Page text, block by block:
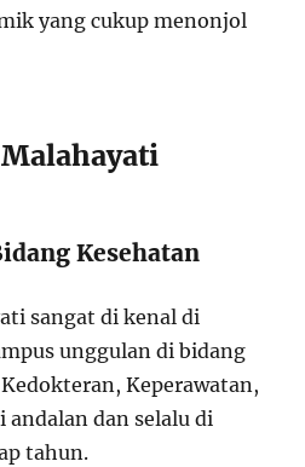
yang cukup menonjol
Kesehatan
sangat di kenal di
unggulan di bidang
Keperawatan,
andalan dan selalu di
tahun.